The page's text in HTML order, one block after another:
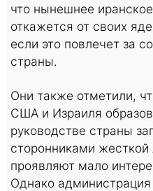
что нынешнее
откажется от своих
если это повлечет за
страны.
Они также отметили,
США и Израиля
руководстве страны
сторонниками жесткой
проявляют мало
Однако